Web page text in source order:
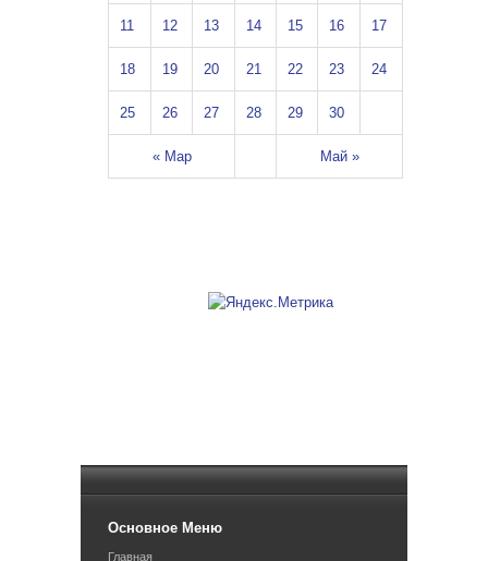
« Мар Май »
11 12 13 14 15 16 17
18 19 20 21 22 23 24
25 26 27 28 29 30
Основное Меню
Главная